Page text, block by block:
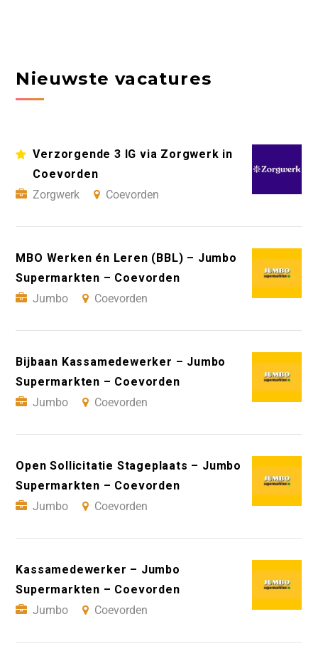
Nieuwste vacatures
Verzorgende 3 IG via Zorgwerk in
Coevorden
Zorgwerk
Coevorden
MBO Werken én Leren (BBL) – Jumbo
Supermarkten – Coevorden
Jumbo
Coevorden
Bijbaan Kassamedewerker – Jumbo
Supermarkten – Coevorden
Jumbo
Coevorden
Open Sollicitatie Stageplaats – Jumbo
Supermarkten – Coevorden
Jumbo
Coevorden
Kassamedewerker – Jumbo
Supermarkten – Coevorden
Jumbo
Coevorden